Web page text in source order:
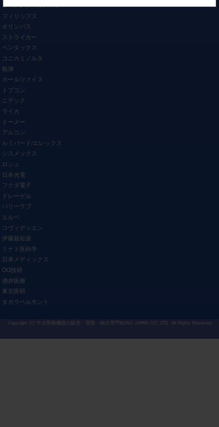
シーメンスヘルスケア
フィリップス
オリンパス
ストライカー
ペンタックス
コニカミノルタ
島津
カールツァイス
トプコン
ニデック
ライカ
トーメー
アルコン
ルミバード/エレックス
シスメックス
ロシュ
日本光電
フクダ電子
ドレーゲル
バリーラブ
エルベ
コヴィディエン
伊藤超短波
ミナト医科学
日本メディックス
OG技研
酒井医療
東京医研
タカラベルモント
Copyright (C) 中古医療機器の販売・買取・輸出専門BOND JAPAN CO.,LTD. All Rights Reserved